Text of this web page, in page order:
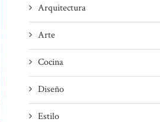
Arquitectura
Arte
Cocina
Diseño
Estilo